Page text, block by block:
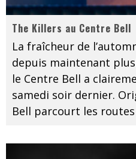
The Killers au Centre Bell
La fraîcheur de
depuis maintenant
le Centre Bell a
samedi soir dernier.
Bell parcourt les